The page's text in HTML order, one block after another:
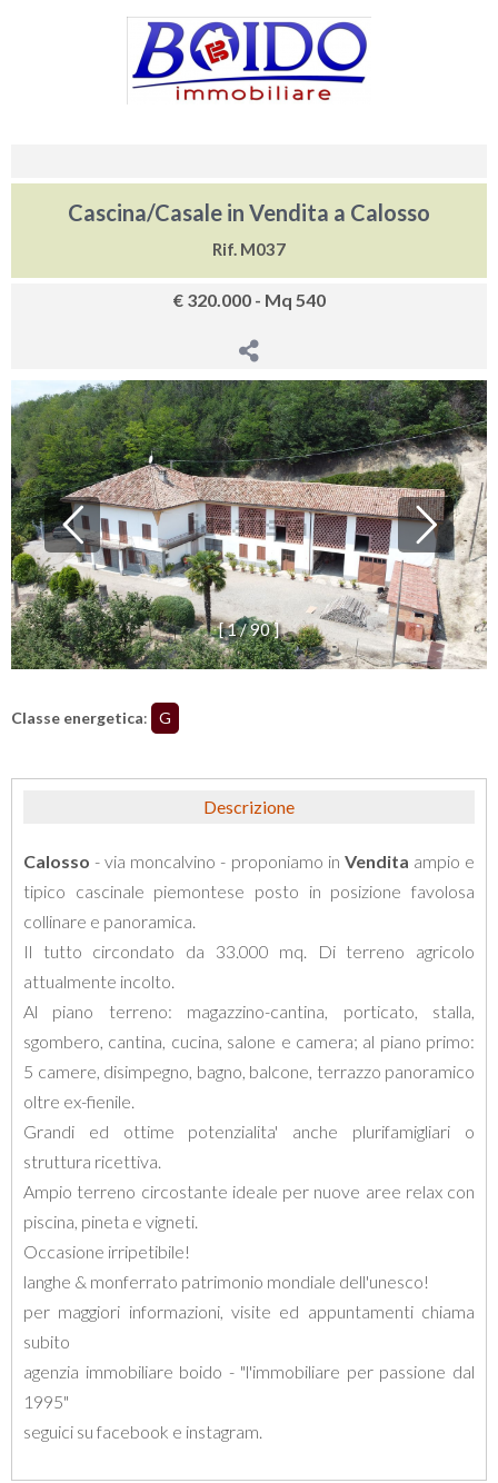
Cascina/Casale in Vendita a Calosso
Rif. M037
€ 320.000 - Mq 540
[1/90]
Classe energetica: G
Descrizione
Calosso - via moncalvino - proponiamo in Vendita ampio e
tipico cascinale piemontese posto in posizione favolosa
collinare e panoramica.
Il tutto circondato da 33.000 mq. Di terreno agricolo
attualmente incolto.
Al piano terreno: magazzino-cantina, porticato, stalla,
sgombero, cantina, cucina, salone e camera; al piano primo:
5 camere, disimpegno, bagno, balcone, terrazzo panoramico
oltre ex-fienile.
Grandi ed ottime potenzialita' anche plurifamigliari o
struttura ricettiva.
Ampio terreno circostante ideale per nuove aree relax con
piscina, pineta e vigneti.
Occasione irripetibile!
langhe & monferrato patrimonio mondiale dell'unesco!
per maggiori informazioni, visite ed appuntamenti chiama
subito
agenzia immobiliare boido - "l'immobiliare per passione dal
1995"
seguici su facebook e instagram.